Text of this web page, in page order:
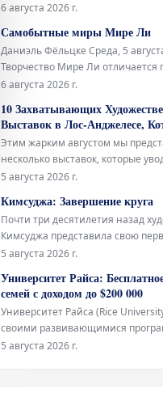
должность директора. Это
культурного учреждения.
6 августа 2026 г.
Самобытные миры Мире Ли
Даниэль Фёльцке Среда, 5
Творчество Мире Ли отличается
индивидуальностью и
уникальные и порой
пространства, полные
концепций, которые бросают
6 августа 2026 г.
10 Захватывающих
Выставок в Лос-Анджелесе,
Посетить в Августе
Этим жарким августом мы
несколько выставок, которые
грандиозных художественных
повседневного. Галерея Lisson
«вмешательства» Спенсера
небольшие, раскрашенные и
чудеса, созда
5 августа 2026 г.
Кимсуджа: Завершение круга
Почти три десятилетия назад
Кимсуджа представила свою
персональную выставку в
Глядя в шитье». Она была
галереях Оквилла — музее
искусства в богатом городе на
располож
5 августа 2026 г.
Университет Райса:
семей с доходом до $200 000
Университет Райса (Rice
своими развивающимися
бакалавриата в области
5 августа 2026 г.